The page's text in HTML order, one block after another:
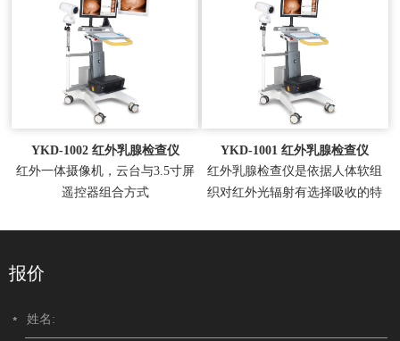
YKD-1002 红外乳腺检查仪
红外一体摄像机，云台与3.5寸屏
遥控器组合方式
YKD-1001 红外乳腺检查仪
红外乳腺检查仪是依据人体软组
织对红外光辐射有选择吸收的特
报价